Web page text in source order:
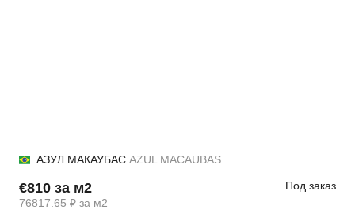
АЗУЛ МАКАУБАС AZUL MACAUBAS
€810 за м2
76817.65 ₽ за м2
Под заказ